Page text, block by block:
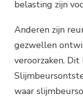
belasting zijn
Anderen zijn
gezwellen
veroorzaken.
waar